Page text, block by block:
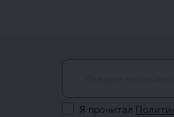
Я прочитал